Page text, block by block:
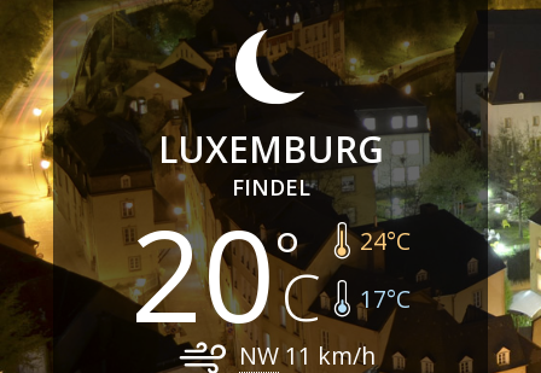
LUXEMBURG
FINDEL
20 24°C
17°C
NW11 km/h